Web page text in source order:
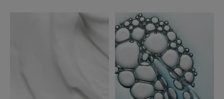
• CHRÁNI pred chladom.
Obaly, ktoré neobsahujú recyklovaný materiál